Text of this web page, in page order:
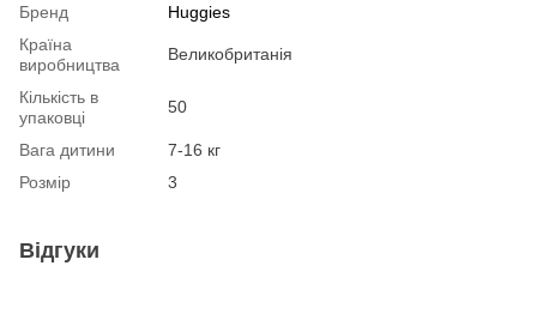
Бренд
Huggies
Країна
виробництва
Великобританія
Кількість в
упаковці
50
Вага дитини
7-16 кг
Розмір
3
Відгуки